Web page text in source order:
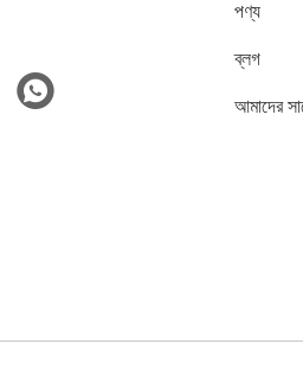
পণ্য
ব্লগ
আমাদের